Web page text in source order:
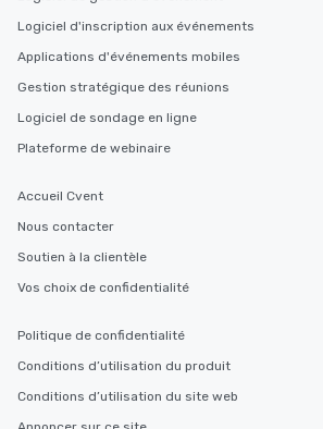
Logiciel d'inscription aux événements
Applications d'événements mobiles
Gestion stratégique des réunions
Logiciel de sondage en ligne
Plateforme de webinaire
Accueil Cvent
Nous contacter
Soutien à la clientèle
Vos choix de confidentialité
Politique de confidentialité
Conditions d’utilisation du produit
Conditions d’utilisation du site web